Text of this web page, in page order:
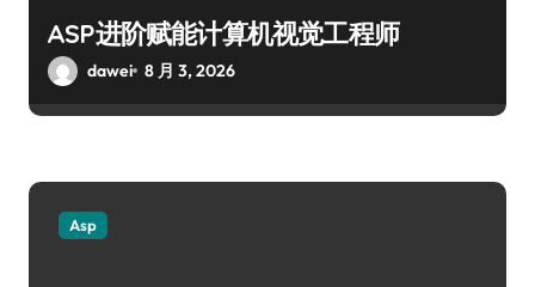
ASP进阶赋能计算机视觉工程师
dawei 8 月 3, 2026
Asp